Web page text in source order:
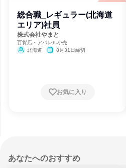
総合職_レギュラー(北海道
エリア)社員
株式会社やまと
百貨店・アパレル小売
北海道
8月31日締切
お気に入り
あなたへのおすすめ